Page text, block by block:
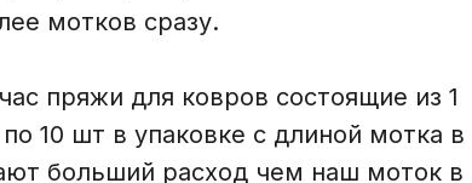
мотков сразу.
пряжи для ковров состоящие из 1
10 шт в упаковке с длиной мотка в
больший расход чем наш моток в